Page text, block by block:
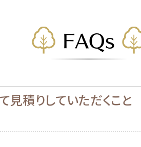
FAQs
見積りしていただくこと